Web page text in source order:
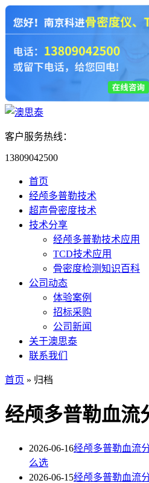
客户服务热线：
13809042500
首页
经颅多普勒技术
超声骨密度技术
技术分享
经颅多普勒技术应用
TCD技术应用
骨密度检测知识百科
公司动态
体验案例
招标采购
公司新闻
关于澳思泰
联系我们
首页 » 归档
经颅多普勒血流
2026-06-16经颅多普勒血流
么选
2026-06-15经颅多普勒血流